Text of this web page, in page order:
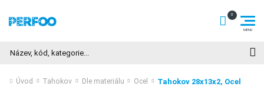
Úvod Tahokov Dle materiálu Ocel Tahokov 28x13x2, Ocel